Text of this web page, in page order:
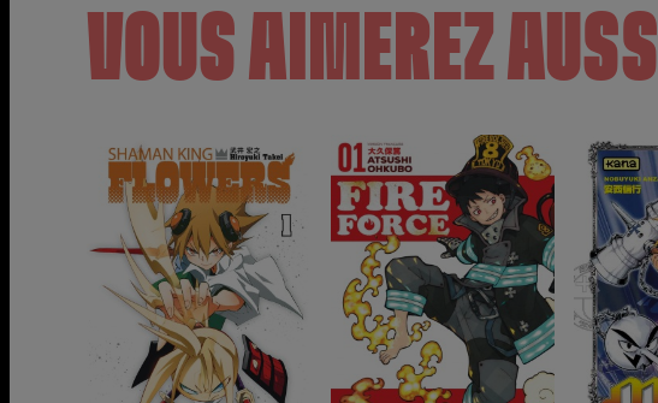
VOUS AIMEREZ AUSSI